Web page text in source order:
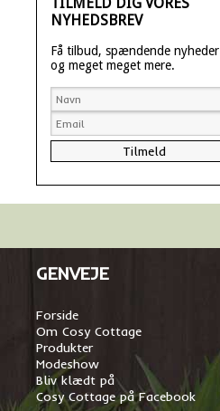
NYHEDSBREV
Få tilbud, spændende nyheder
og meget meget mere.
GENVEJE
Forside
Om Cosy Cottage
Produkter
Modeshow
Bliv klædt på
Cosy Cottage på Facebook